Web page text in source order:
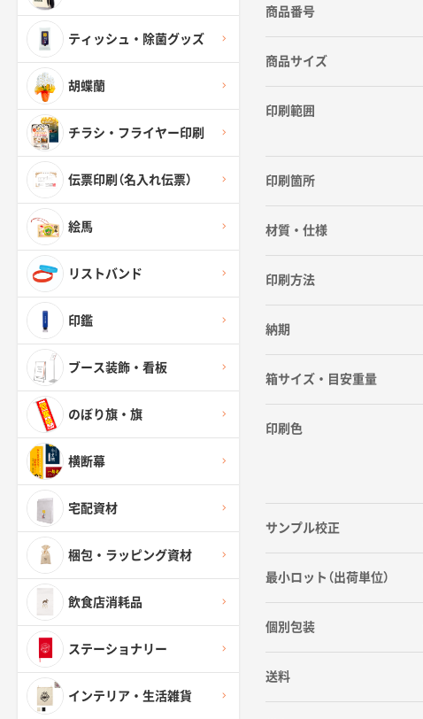
ティッシュ・除菌グッズ
胡蝶蘭
チラシ・フライヤー印刷
伝票印刷（名入れ伝票）
絵馬
リストバンド
印鑑
ブース装飾・看板
のぼり旗・旗
横断幕
宅配資材
梱包・ラッピング資材
飲食店消耗品
ステーショナリー
インテリア・生活雑貨
商品番号
商品サイズ
印刷範囲
印刷箇所
材質・仕様
印刷方法
納期
箱サイズ・目安重量
印刷色
サンプル校正
最小ロット（出荷単位）
個別包装
送料